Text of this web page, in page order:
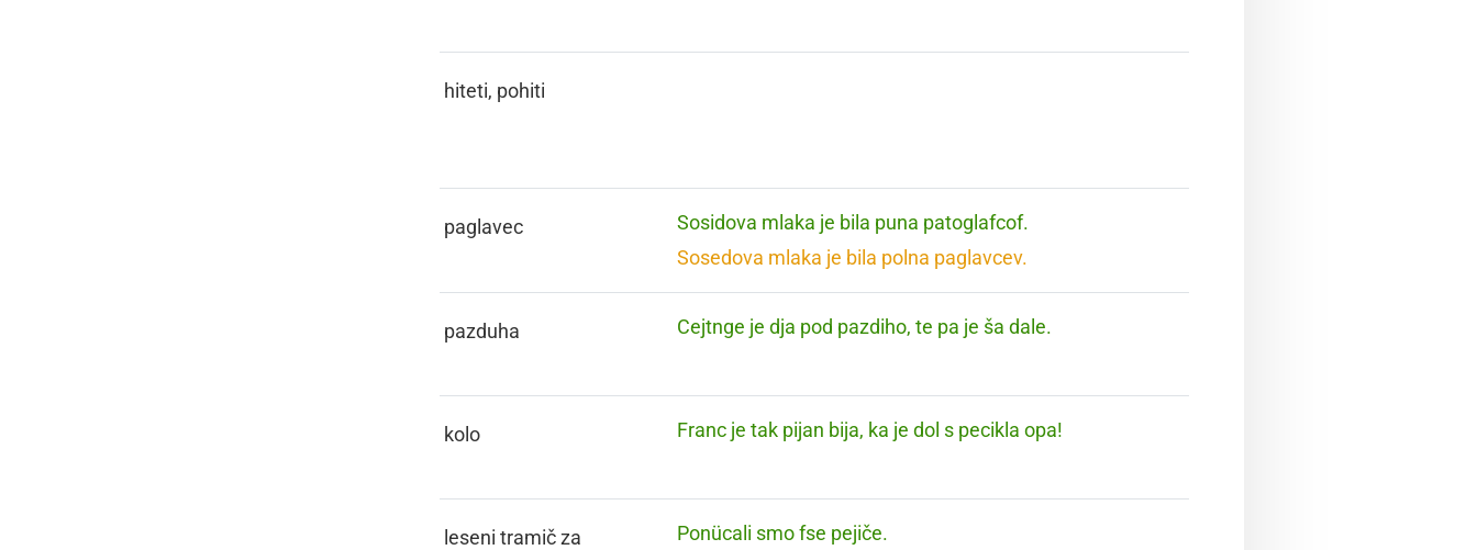
hiteti, pohiti
paglavec
Sosidova mlaka je bila puna patoglafcof.
Sosedova mlaka je bila polna paglavcev.
pazduha Cejtnge je dja pod pazdiho, te pa je ša dale.
kolo Franc je tak pijan bija, ka je dol s pecikla opa!
leseni tramič za
Ponücali smo fse pejiče.